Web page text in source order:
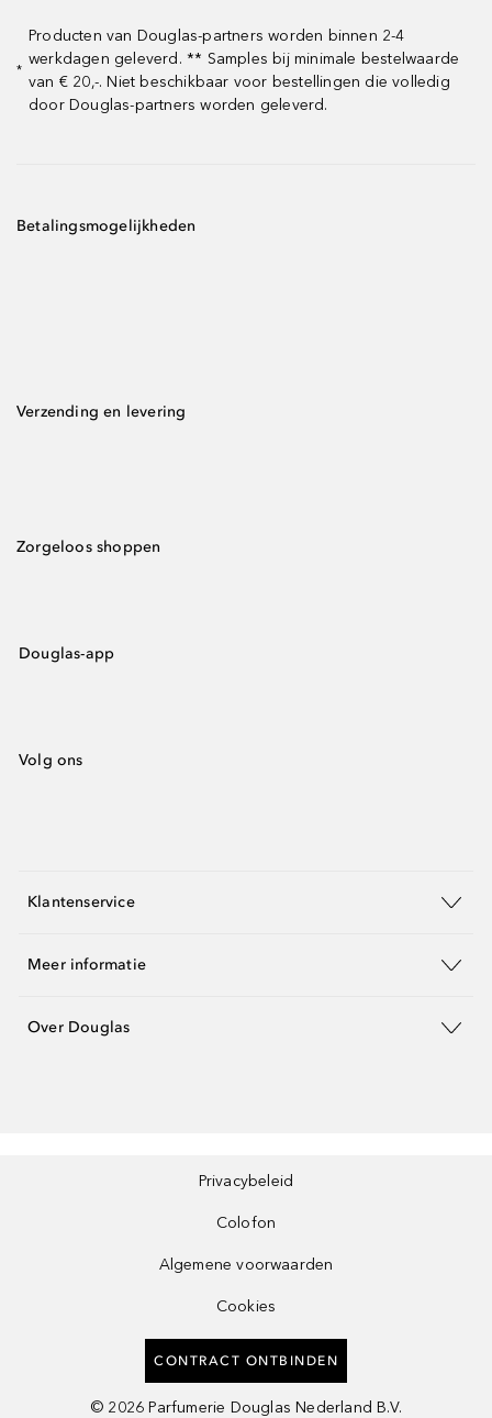
*
Producten van Douglas-partners worden binnen 2-4
werkdagen geleverd. ** Samples bij minimale bestelwaarde
van € 20,-. Niet beschikbaar voor bestellingen die volledig
door Douglas-partners worden geleverd.
Betalingsmogelijkheden
Verzending en levering
Zorgeloos shoppen
Douglas-app
Volg ons
Klantenservice
Meer informatie
Over Douglas
Privacybeleid
Colofon
Algemene voorwaarden
Cookies
CONTRACT ONTBINDEN
© 2026 Parfumerie Douglas Nederland B.V.